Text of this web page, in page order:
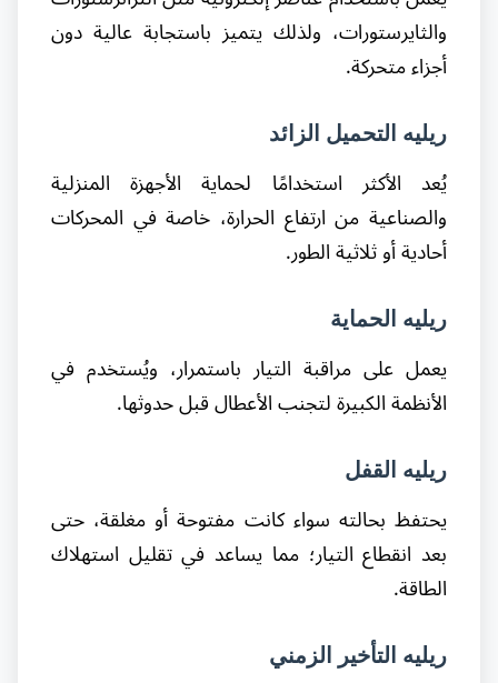
والثايرستورات، ولذلك يتميز باستجابة عالية دون
أجزاء متحركة.
ريليه التحميل الزائد
يُعد الأكثر استخدامًا لحماية الأجهزة المنزلية
والصناعية من ارتفاع الحرارة، خاصة في المحركات
أحادية أو ثلاثية الطور.
ريليه الحماية
يعمل على مراقبة التيار باستمرار، ويُستخدم في
الأنظمة الكبيرة لتجنب الأعطال قبل حدوثها.
ريليه القفل
يحتفظ بحالته سواء كانت مفتوحة أو مغلقة، حتى
بعد انقطاع التيار؛ مما يساعد في تقليل استهلاك
الطاقة.
ريليه التأخير الزمني